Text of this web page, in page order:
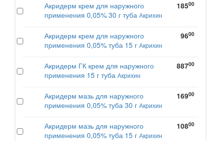
Акридерм крем для наружного
применения 0,05% 30 г туба Акрихин
18500
Акридерм крем для наружного
применения 0,05% туба 15 г Акрихин
9600
Акридерм ГК крем для наружного
применения 15 г туба Акрихин
88700
Акридерм мазь для наружного
применения 0,05% туба 30 г Акрихин
16900
Акридерм мазь для наружного
применения 0,05% туба 15 г Акрихин
10800